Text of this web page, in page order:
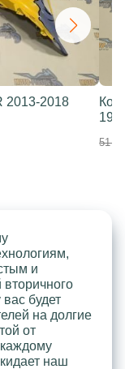
2013-2018
51
и
будет
на долгие
от
наш